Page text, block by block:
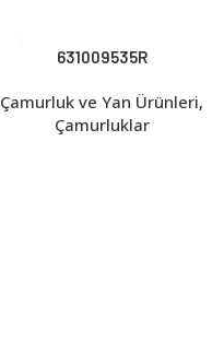
631009535R
Çamurluk ve Yan Ürünleri,
Çamurluklar